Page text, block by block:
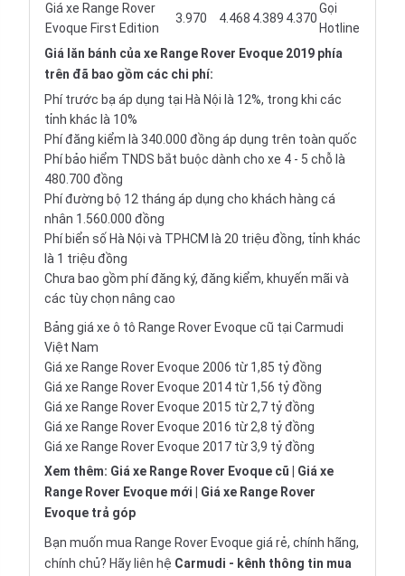
Giá xe Range Rover
Evoque First Edition
3.970 4.468 4.389 4.370
Gọi
Hotline
Giá lăn bánh của xe Range Rover Evoque 2019 phía
trên đã bao gồm các chi phí:
Phí trước bạ áp dụng tại Hà Nội là 12%, trong khi các
tỉnh khác là 10%
Phí đăng kiểm là 340.000 đồng áp dụng trên toàn quốc
Phí bảo hiểm TNDS bắt buộc dành cho xe 4 - 5 chỗ là
480.700 đồng
Phí đường bộ 12 tháng áp dụng cho khách hàng cá
nhân 1.560.000 đồng
Phí biển số Hà Nội và TPHCM là 20 triệu đồng, tỉnh khác
là 1 triệu đồng
Chưa bao gồm phí đăng ký, đăng kiểm, khuyến mãi và
các tùy chọn nâng cao
Bảng giá xe ô tô Range Rover Evoque cũ tại Carmudi
Việt Nam
Giá xe Range Rover Evoque 2006 từ 1,85 tỷ đồng
Giá xe Range Rover Evoque 2014 từ 1,56 tỷ đồng
Giá xe Range Rover Evoque 2015 từ 2,7 tỷ đồng
Giá xe Range Rover Evoque 2016 từ 2,8 tỷ đồng
Giá xe Range Rover Evoque 2017 từ 3,9 tỷ đồng
Xem thêm: Giá xe Range Rover Evoque cũ
Giá xe
Range Rover Evoque mới
Giá xe Range Rover
Evoque trả góp
Bạn muốn mua Range Rover Evoque giá rẻ, chính hãng,
chính chủ? Hãy liên hệ Carmudi - kênh thông tin mua